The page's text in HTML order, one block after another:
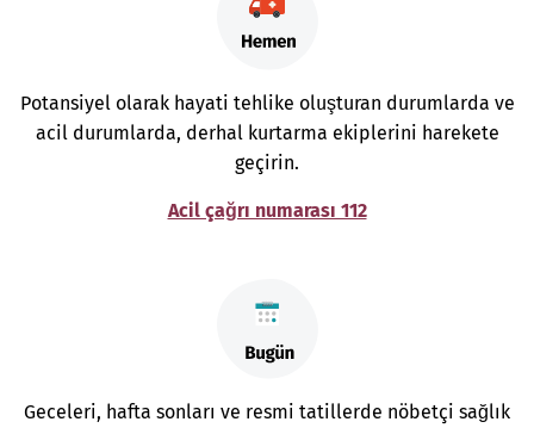
Potansiyel olarak hayati tehlike oluşturan durumlarda ve
acil durumlarda, derhal kurtarma ekiplerini harekete
geçirin.
Acil çağrı numarası 112
Geceleri, hafta sonları ve resmi tatillerde nöbetçi sağlık